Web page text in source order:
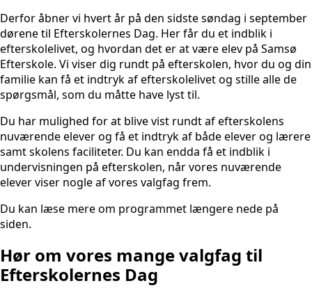
Derfor åbner vi hvert år på den sidste søndag i september
dørene til Efterskolernes Dag. Her får du et indblik i
efterskolelivet, og hvordan det er at være elev på Samsø
Efterskole. Vi viser dig rundt på efterskolen, hvor du og din
familie kan få et indtryk af efterskolelivet og stille alle de
spørgsmål, som du måtte have lyst til.
Du har mulighed for at blive vist rundt af efterskolens
nuværende elever og få et indtryk af både elever og lærere
samt skolens faciliteter. Du kan endda få et indblik i
undervisningen på efterskolen, når vores nuværende
elever viser nogle af vores valgfag frem.
Du kan læse mere om programmet længere nede på
siden.
Hør om vores mange valgfag til
Efterskolernes Dag